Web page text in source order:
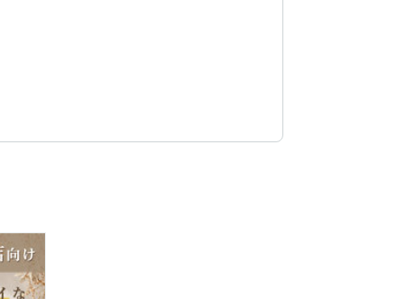
がやりたいのはファッションではなくデ
インをお届けします。